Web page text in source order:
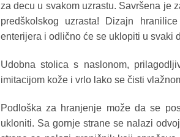
za decu u svakom uzrastu. Savršena je
predškolskog uzrasta! Dizajn
enterijera i odlično će se uklopiti u svaki
Udobna stolica s naslonom,
imitacijom kože i vrlo lako se čisti
Podloška za hranjenje može da se
ukloniti. Sa gornje strane se nalazi